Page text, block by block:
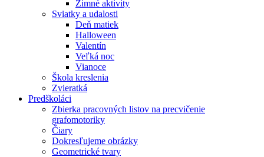
Zimné aktivity
Sviatky a udalosti
Deň matiek
Halloween
Valentín
Veľká noc
Vianoce
Škola kreslenia
Zvieratká
Predškoláci
Zbierka pracovných listov na precvičenie
grafomotoriky
Čiary
Dokresľujeme obrázky
Geometrické tvary